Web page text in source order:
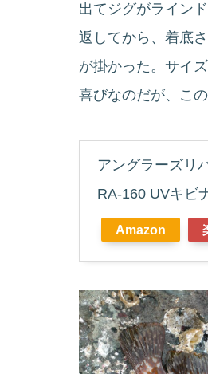
出てジグがライン
返してから、着底
が掛かった。サイ
喜びなのだが、こ
アングラーズリ
RA-160 UVキビ
Amazon